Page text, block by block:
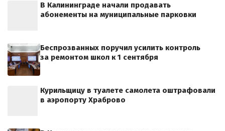
В Калининграде начали продавать
абонементы на муниципальные парковки
Беспрозванных поручил усилить контроль
за ремонтом школ к 1 сентября
Курильщицу в туалете самолета оштрафовали
в аэропорту Храброво